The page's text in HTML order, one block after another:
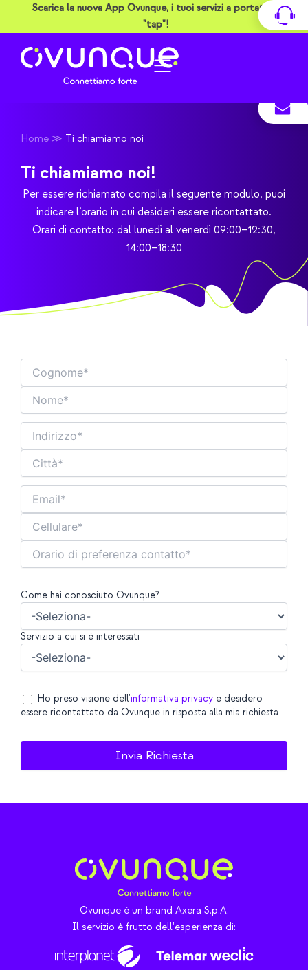
Scarica la nuova App Ovunque, i tuoi servizi a portata di
"tap"!
Home ≫ Ti chiamiamo noi
Ti chiamiamo noi!
Per essere richiamato compila il seguente modulo, puoi
indicare l’orario in cui desideri essere ricontattato.
Orari di contatto: dal lunedì al venerdì 09:00–12:30,
14:00–18:30
Come hai conosciuto Ovunque?
Servizio a cui si è interessati
Ho preso visione dell'informativa privacy e desidero
essere ricontattato da Ovunque in risposta alla mia richiesta
Ovunque è un brand Axera S.p.A.
Il servizio è frutto dell'esperienza di: